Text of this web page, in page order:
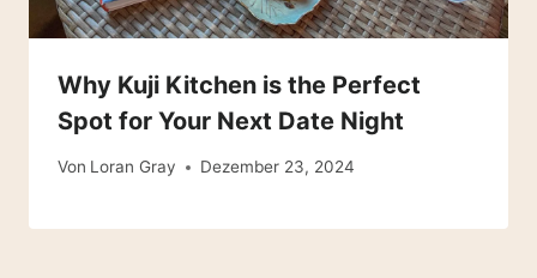
Why Kuji Kitchen is the Perfect
Spot for Your Next Date Night
Von Loran Gray Dezember 23, 2024